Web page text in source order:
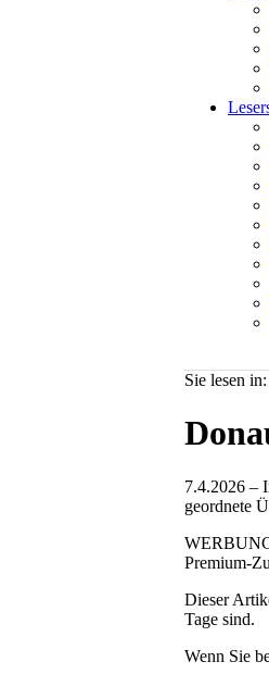
Sie lesen in:
7.4.2026 –
geordnete
Premium-
Dieser
Tage sind.
Wenn Sie